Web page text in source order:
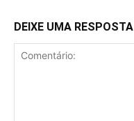
DEIXE UMA RESPOSTA